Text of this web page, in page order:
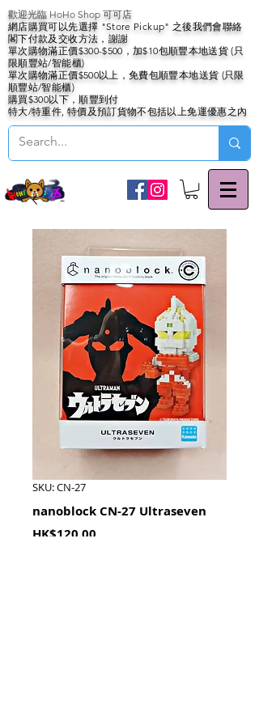
歡迎光臨 HoHo Shop 可可店
網店購買可以先選擇 "Store Pickup" 之後我們會聯絡
閣下付款及交收方法，謝謝
單次購物滿正價$300-$500，加$10包順豐本地送貨 (只
限順豐站/智能櫃)
單次購物滿正價$500以上，免費包順豐本地送貨 (只限
順豐站/智能櫃)
購買$300以下，順豐到付
特大/特重件, 特價及預訂貨物不包括以上免運優惠之內
SKU: CN-27
nanoblock CN-27 Ultraseven
HK$120.00